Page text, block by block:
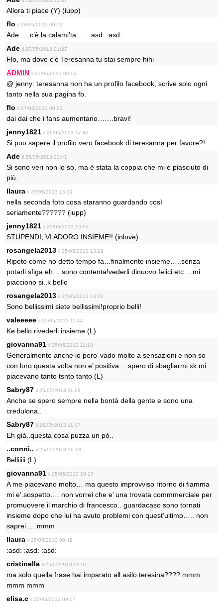
Allora ti piace (Y) (iupp)
flo il 28/05/2013 09:52
Ade…. c’è la calami’ta….. :asd: :asd:
Ade il 27/05/2013 01:27
Flo, ma dove c’è Teresanna tu stai sempre hihi
ADMIN il 27/05/2013 00:02
@ jenny: teresanna non ha un profilo facebook, scrive solo ogni
tanto nella sua pagina fb.
flo il 27/05/2013 00:01
dai dai che i fans aumentano…….bravi!
jenny1821 il 26/05/2013 17:42
Si puo sapere il profilo vero facebook di teresanna per favore?!
Ade il 25/05/2013 23:41
Si sono veri non lo so, ma è stata la coppia che mi è piasciuto di
più.
llaura il 25/05/2013 15:09
nella seconda foto cosa staranno guardando così
seriamente?????? (iupp)
jenny1821 il 25/05/2013 15:00
STUPENDI, VI ADORO INSIEME!! (inlove)
rosangela2013 il 25/05/2013 13:29
Ripeto come ho detto tempo fa…finalmente insieme…..senza
potarli sfiga eh….sono contenta!vederli dinuovo felici etc….mi
piacciono si..k bello
rosangela2013 il 25/05/2013 13:26
Sono bellissimi siete bellissimi!proprio belli!
valeeeee il 25/05/2013 11:44
Ke bello rivederli insieme (L)
giovanna91 il 25/05/2013 11:18
Generalmente anche io pero’ vado molto a sensazioni e non so
con loro questa volta non e’ positiva… spero di sbagliarmi xk mi
piacevano tanto tsnto tanto (L)
Sabry87 il 25/05/2013 11:08
Anche se spero sempre nella bontà della gente e sono una
credulona..
Sabry87 il 25/05/2013 11:07
Eh già..questa cosa puzza un pò..
..conni.. il 25/05/2013 10:18
Belliiiii (L)
giovanna91 il 25/05/2013 10:13
A me piacevano molto… ma questo improvviso ritorno di fiamma
mi e’.sospetto…. non vorrei che e’ una trovata commmerciale per
promuovere il marchio di francesco.. guardacaso sono tornati
insieme dopo che lui ha avuto problemi con quest’ultimo….. non
saprei…. mmm
llaura il 25/05/2013 09:49
:asd: :asd: :asd:
cristinella il 25/05/2013 09:07
ma solo quella frase hai imparato all asilo teresina???? mmm
mmm mmm
elisa.c il 25/05/2013 09:07